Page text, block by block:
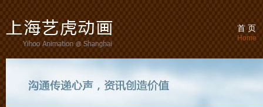
首 页
Home